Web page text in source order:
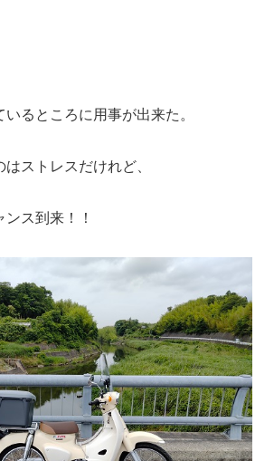
るところに用事が出来た。
ストレスだけれど、
ス到来！！